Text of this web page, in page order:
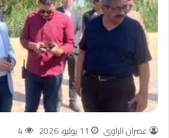
عصران الراوى 11 يوليو، 2026 4